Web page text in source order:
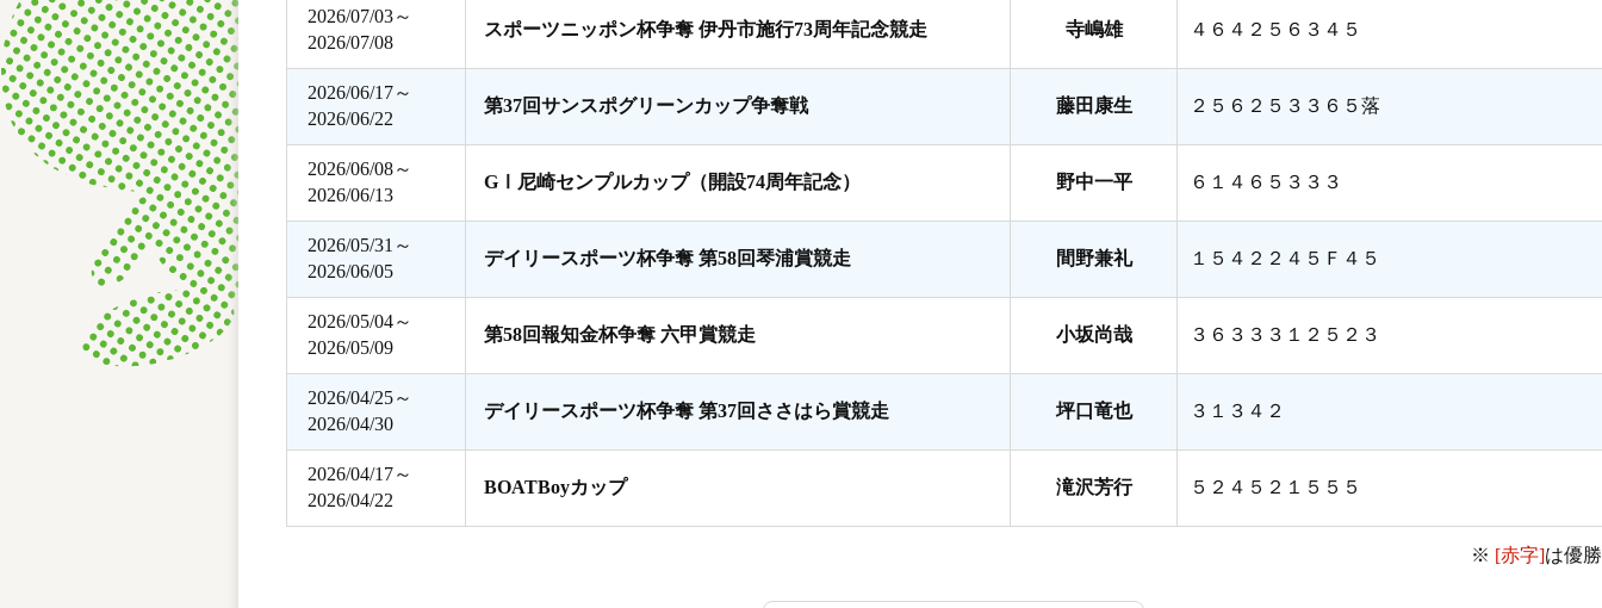
2026/07/03～
2026/07/08
スポーツニッポン杯争奪 伊丹市施行73周年記念競走 寺嶋雄 ４６４２５６３４５
2026/06/17～
2026/06/22
第37回サンスポグリーンカップ争奪戦 藤田康生 ２５６２５３３６５落
2026/06/08～
2026/06/13
GⅠ尼崎センプルカップ（開設74周年記念） 野中一平 ６１４６５３３３
2026/05/31～
2026/06/05
デイリースポーツ杯争奪 第58回琴浦賞競走 間野兼礼 １５４２２４５Ｆ４５
2026/05/04～
2026/05/09
第58回報知金杯争奪 六甲賞競走 小坂尚哉 ３６３３３１２５２３
2026/04/25～
2026/04/30
デイリースポーツ杯争奪 第37回ささはら賞競走 坪口竜也 ３１３４２
2026/04/17～
2026/04/22
BOATBoyカップ 滝沢芳行 ５２４５２１５５５
※ [赤字]は優